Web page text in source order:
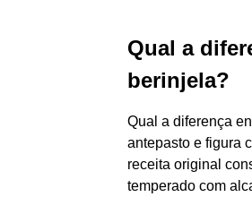
Qual a
berinjela?
Qual a diferença
antepasto e figura
receita original
temperado com